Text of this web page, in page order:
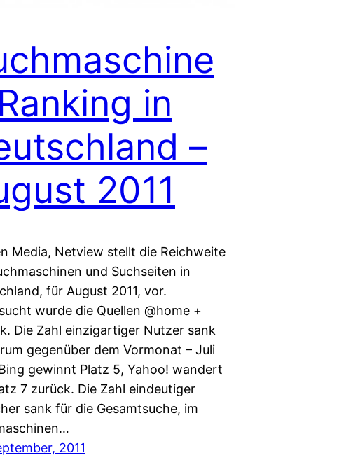
in
–
2011
Media, Netview stellt die Reichweite
und Suchseiten in
für August 2011, vor.
wurde die Quellen @home +
Die Zahl einzigartiger Nutzer sank
gegenüber dem Vormonat – Juli
gewinnt Platz 5, Yahoo! wandert
7 zurück. Die Zahl eindeutiger
sank für die Gesamtsuche, im
2011